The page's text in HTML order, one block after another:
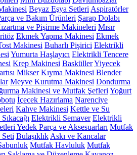
Beyaz Eşya Setleri Aspiratörler
ve Bakım Ürünleri Şarap Dolabı
ve Pişirme Makineleri Mısır
Ekmek Yapma Makinesi Ekmek
Makinesi Buharlı Pişirici Elektrikli
Yumurta Haşlayıcı Elektrikli Tencere
Krep Makinesi BasküllerYiyecek
Mikser Kıyma Makinesi Blender
Meyve Kurutma Makinesi Dondurma
Makinesi ve Mutfak Şefleri Yoğurt
İçecek Hazırlama Narenciye
Kahve Makinesi Kettle ve Su
Elektrikli Semaver Elektrikli
Yedek Parça ve Aksesuarları Mutfak
Bulaşıklık Askı ve Kancalar
Mutfak Havluluk Mutfak